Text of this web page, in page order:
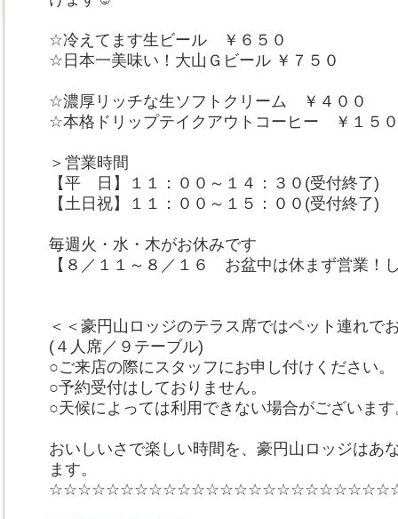
☆冷えてます生ビール ￥６５０
☆日本一美味い！大山Ｇビール ￥７５０
☆濃厚リッチな生ソフトクリーム ￥４００
☆本格ドリップテイクアウトコーヒー ￥１５０
＞営業時間
【平 日】１１：００～１４：３０(受付終了)
【土日祝】１１：００～１５：００(受付終了)
毎週火・水・木がお休みです
【８／１１～８／１６ お盆中は休まず営業！
＜＜豪円山ロッジのテラス席ではペット連れで
(４人席／９テーブル)
○ご来店の際にスタッフにお申し付けください。
○予約受付はしておりません。
○天候によっては利用できない場合がございます
おいしいさで楽しい時間を、豪円山ロッジはあ
ます。